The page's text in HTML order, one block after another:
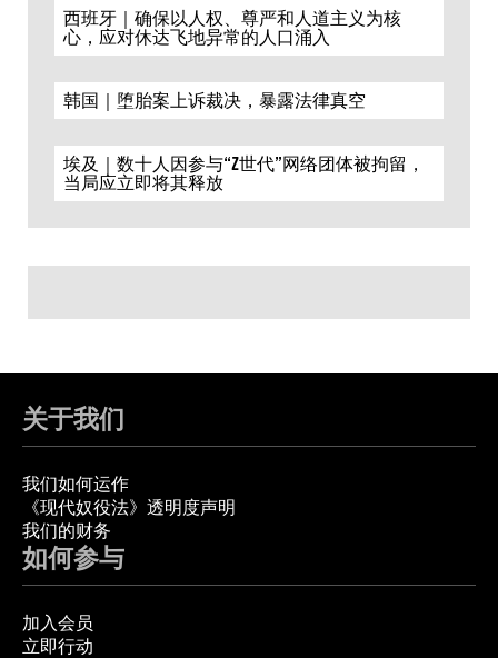
西班牙｜确保以人权、尊严和人道主义为核
心，应对休达飞地异常的人口涌入
韩国｜堕胎案上诉裁决，暴露法律真空
埃及｜数十人因参与“Z世代”网络团体被拘留，
当局应立即将其释放
关于我们
我们如何运作
《现代奴役法》透明度声明
我们的财务
如何参与
加入会员
立即行动